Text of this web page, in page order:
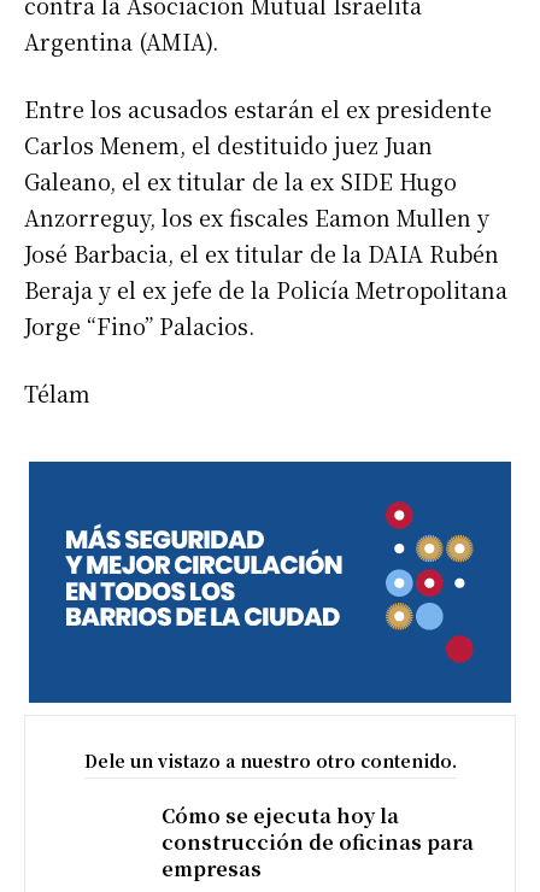
Argentina (AMIA).
Entre los acusados estarán el ex presidente
Carlos Menem, el destituido juez Juan
Galeano, el ex titular de la ex SIDE Hugo
Anzorreguy, los ex fiscales Eamon Mullen y
José Barbacia, el ex titular de la DAIA Rubén
Beraja y el ex jefe de la Policía Metropolitana
Jorge “Fino” Palacios.
Télam
Dele un vistazo a nuestro otro contenido.
Cómo se ejecuta hoy la
construcción de oficinas para
empresas